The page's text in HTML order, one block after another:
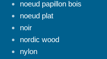
noeud papillon bois
noeud plat
noir
nordic wood
nylon